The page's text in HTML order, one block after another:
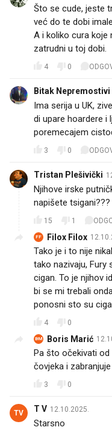
Što se cude, jeste
već do te dobi
A i koliko cura koje
zatrudni u toj dobi.
4 0
Bitak Nepremostivi
Ima serija u UK,
di upare hoardere i
poremecajem
3 0
Tristan Plešivički
Njihove irske
napišete tsigani???
15 1
FF Filox Filox
Tako je i to nije
tako nazivaju, Fury
cigan. To je njihov
bi se mi trebali
ponosni sto su
4 0
BM Boris Marić
Pa što očekivati
čovjeka i
3 0
TV T V 12.10.2025.
Starsno